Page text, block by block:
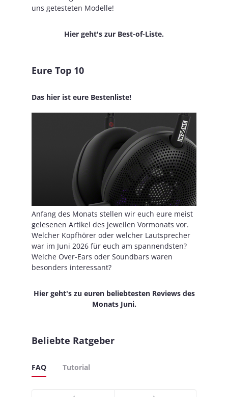
uns getesteten Modelle!
Hier geht's zur Best-of-Liste.
Eure Top 10
Das hier ist eure Bestenliste!
Anfang des Monats stellen wir euch eure meist
gelesenen Artikel des jeweilen Vormonats vor.
Welcher Kopfhörer oder welcher Lautsprecher
war im Juni 2026 für euch am spannendsten?
Welche Over-Ears oder Soundbars waren
besonders interessant?
Hier geht's zu euren beliebtesten Reviews des
Monats Juni.
Beliebte Ratgeber
FAQ Tutorial